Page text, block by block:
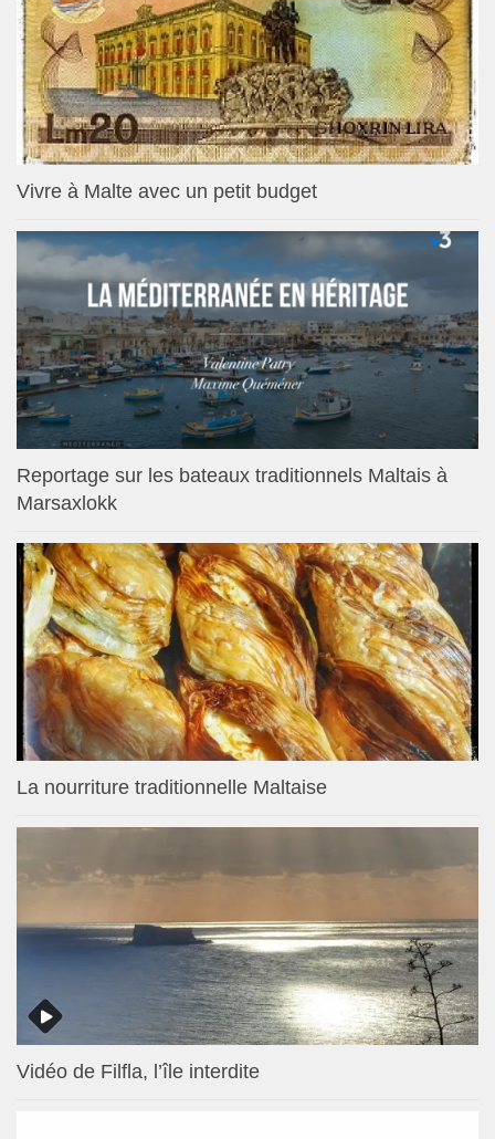
Vivre à Malte avec un petit budget
Reportage sur les bateaux traditionnels Maltais à
Marsaxlokk
La nourriture traditionnelle Maltaise
Vidéo de Filfla, l’île interdite